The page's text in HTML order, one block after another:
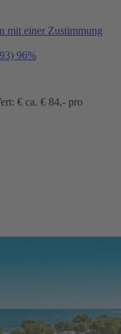
mit einer Zustimmung
96%
€ ca. € 84,- pro